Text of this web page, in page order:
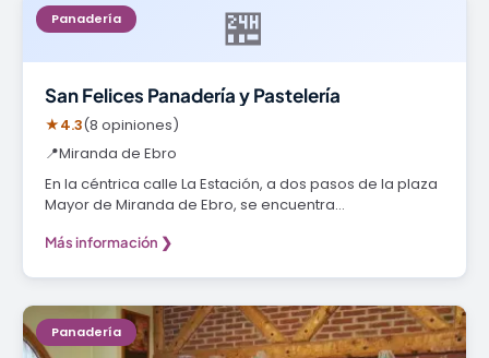
🏪
Panadería
San Felices Panadería y Pastelería
★4.3(8 opiniones)
📍Miranda de Ebro
En la céntrica calle La Estación, a dos pasos de la plaza
Mayor de Miranda de Ebro, se encuentra…
Más información ❯
Panadería